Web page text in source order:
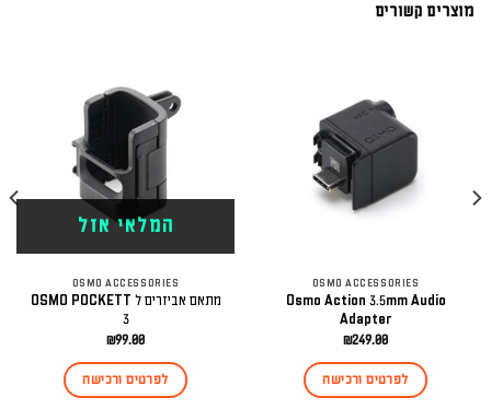
מוצרים קשורים
OSMO ACCESSORIES
Osmo Action 3.5mm Audio
Adapter
₪249.00
לפרטים ורכישה
המלאי אזל
OSMO ACCESSORIES
מתאם אביזרים ל OSMO POCKETT
3
₪99.00
לפרטים ורכישה